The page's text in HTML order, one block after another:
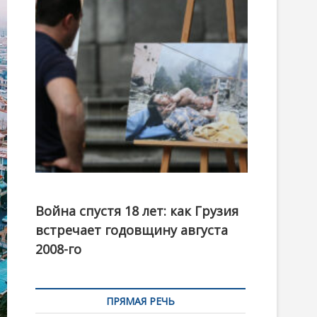
o
n
канал
Война спустя 18 лет: как Грузия
встречает годовщину августа
2008-го
ПРЯМАЯ РЕЧЬ